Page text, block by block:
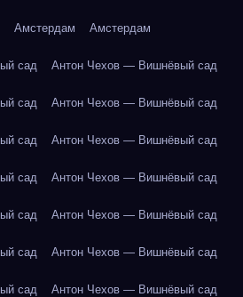
Амстердам Амстердам
сад Антон Чехов — Вишнёвый сад
сад Антон Чехов — Вишнёвый сад
сад Антон Чехов — Вишнёвый сад
сад Антон Чехов — Вишнёвый сад
сад Антон Чехов — Вишнёвый сад
сад Антон Чехов — Вишнёвый сад
сад Антон Чехов — Вишнёвый сад